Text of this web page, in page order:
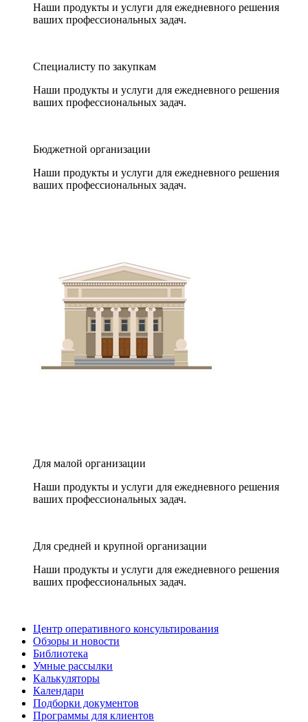
Наши продукты и услуги для ежедневного решения
ваших профессиональных задач.
Специалисту по закупкам
Наши продукты и услуги для ежедневного решения
ваших профессиональных задач.
Бюджетной организации
Наши продукты и услуги для ежедневного решения
ваших профессиональных задач.
Для малой организации
Наши продукты и услуги для ежедневного решения
ваших профессиональных задач.
Для средней и крупной организации
Наши продукты и услуги для ежедневного решения
ваших профессиональных задач.
Центр оперативного консультирования
Обзоры и новости
Библиотека
Умные рассылки
Калькуляторы
Календари
Подборки документов
Программы для клиентов